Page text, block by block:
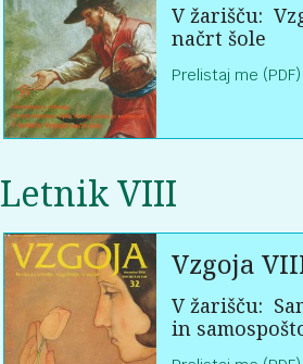
V žarišču:
načrt šole
Prelistaj me (PDF)
Letnik VIII
Vzgoja
V žarišču:
in